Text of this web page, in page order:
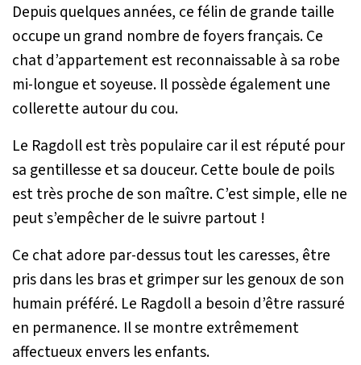
Depuis quelques années, ce félin de grande taille
occupe un grand nombre de foyers français. Ce
chat d’appartement est reconnaissable à sa robe
mi-longue et soyeuse. Il possède également une
collerette autour du cou.
Le Ragdoll est très populaire car il est réputé pour
sa gentillesse et sa douceur. Cette boule de poils
est très proche de son maître. C’est simple, elle ne
peut s’empêcher de le suivre partout !
Ce chat adore par-dessus tout les caresses, être
pris dans les bras et grimper sur les genoux de son
humain préféré. Le Ragdoll a besoin d’être rassuré
en permanence. Il se montre extrêmement
affectueux envers les enfants.